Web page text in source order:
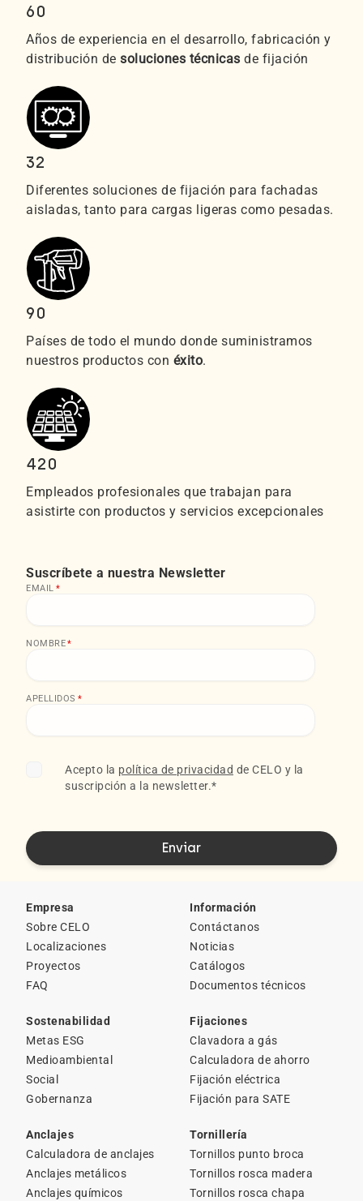
60
Años de experiencia en el desarrollo, fabricación y
distribución de soluciones técnicas de fijación
32
Diferentes soluciones de fijación para fachadas
aisladas, tanto para cargas ligeras como pesadas.
90
Países de todo el mundo donde suministramos
nuestros productos con éxito.
420
Empleados profesionales que trabajan para
asistirte con productos y servicios excepcionales
Suscríbete a nuestra Newsletter
EMAIL *
NOMBRE*
APELLIDOS *
Acepto la política de privacidad de CELO y la
suscripción a la newsletter.*
Empresa
Sobre CELO
Localizaciones
Proyectos
FAQ
Información
Contáctanos
Noticias
Catálogos
Documentos técnicos
Sostenabilidad
Metas ESG
Medioambiental
Social
Gobernanza
Fijaciones
Clavadora a gás
Calculadora de ahorro
Fijación eléctrica
Fijación para SATE
Anclajes
Calculadora de anclajes
Anclajes metálicos
Anclajes químicos
Tornillería
Tornillos punto broca
Tornillos rosca madera
Tornillos rosca chapa